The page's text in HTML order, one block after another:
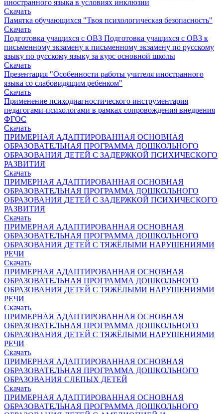
иностранного языка в условиях инклюзии
Скачать
Памятка обучающихся "Твоя психологическая безопасность"
Скачать
Подготовка учащихся с ОВЗ Подготовка учащихся с ОВЗ к
письменному экзамену к письменному экзамену по русскому
языку по русскому языку за курс основной школы
Скачать
Презентация "Особенности работы учителя иностранного
языка со слабовидящим ребенком"
Скачать
Применение психодиагностического инструментария
педагогами-психологами в рамках сопровождения внедрения
ФГОС
Скачать
ПРИМЕРНАЯ АДАПТИРОВАННАЯ ОСНОВНАЯ
ОБРАЗОВАТЕЛЬНАЯ ПРОГРАММА ДОШКОЛЬНОГО
ОБРАЗОВАНИЯ ДЕТЕЙ С ЗАДЕРЖКОЙ ПСИХИЧЕСКОГО
РАЗВИТИЯ
Скачать
ПРИМЕРНАЯ АДАПТИРОВАННАЯ ОСНОВНАЯ
ОБРАЗОВАТЕЛЬНАЯ ПРОГРАММА ДОШКОЛЬНОГО
ОБРАЗОВАНИЯ ДЕТЕЙ С ЗАДЕРЖКОЙ ПСИХИЧЕСКОГО
РАЗВИТИЯ
Скачать
ПРИМЕРНАЯ АДАПТИРОВАННАЯ ОСНОВНАЯ
ОБРАЗОВАТЕЛЬНАЯ ПРОГРАММА ДОШКОЛЬНОГО
ОБРАЗОВАНИЯ ДЕТЕЙ С ТЯЖЁЛЫМИ НАРУШЕНИЯМИ
РЕЧИ
Скачать
ПРИМЕРНАЯ АДАПТИРОВАННАЯ ОСНОВНАЯ
ОБРАЗОВАТЕЛЬНАЯ ПРОГРАММА ДОШКОЛЬНОГО
ОБРАЗОВАНИЯ ДЕТЕЙ С ТЯЖЁЛЫМИ НАРУШЕНИЯМИ
РЕЧИ
Скачать
ПРИМЕРНАЯ АДАПТИРОВАННАЯ ОСНОВНАЯ
ОБРАЗОВАТЕЛЬНАЯ ПРОГРАММА ДОШКОЛЬНОГО
ОБРАЗОВАНИЯ ДЕТЕЙ С ТЯЖЁЛЫМИ НАРУШЕНИЯМИ
РЕЧИ
Скачать
ПРИМЕРНАЯ АДАПТИРОВАННАЯ ОСНОВНАЯ
ОБРАЗОВАТЕЛЬНАЯ ПРОГРАММА ДОШКОЛЬНОГО
ОБРАЗОВАНИЯ СЛЕПЫХ ДЕТЕЙ
Скачать
ПРИМЕРНАЯ АДАПТИРОВАННАЯ ОСНОВНАЯ
ОБРАЗОВАТЕЛЬНАЯ ПРОГРАММА ДОШКОЛЬНОГО